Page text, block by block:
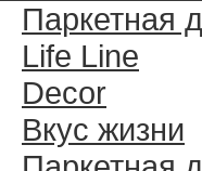
Паркетная
Life Line
Decor
Вкус жизни